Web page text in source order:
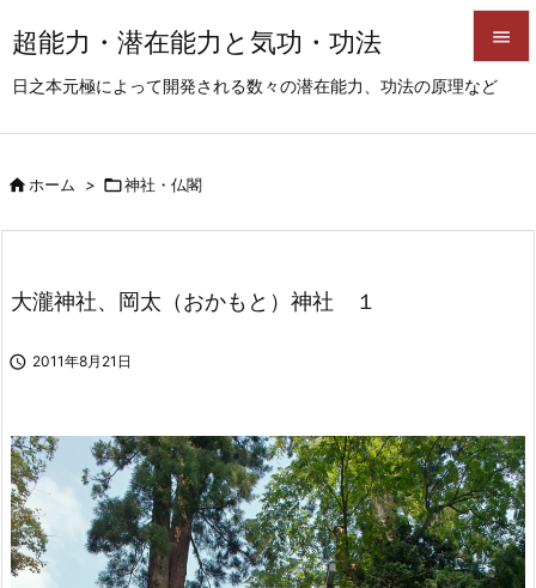
超能力・潜在能力と気功・功法
日之本元極によって開発される数々の潜在能力、功法の原理など


前へ
ホーム > 神社・仏閣
大瀧神社、岡太（おかもと）神社 １
 2011年8月21日